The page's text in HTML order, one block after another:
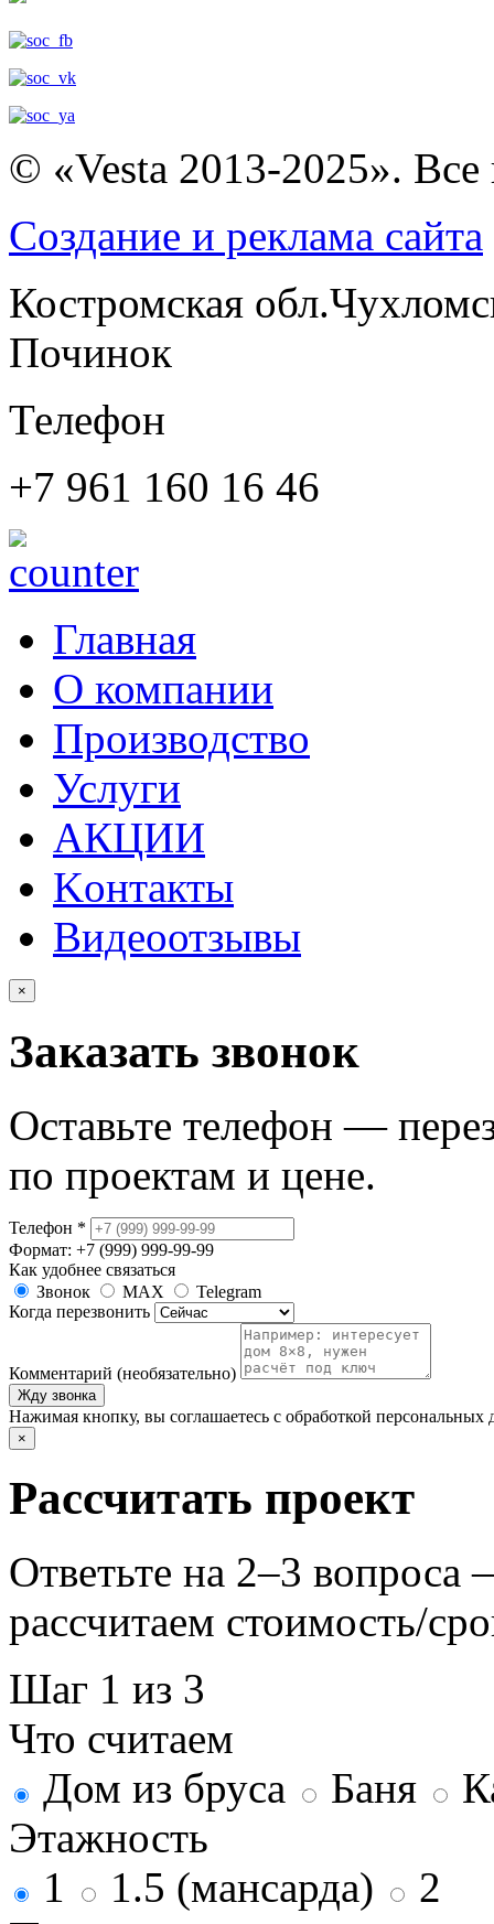
© «Vesta 2013-2025».
Создание и реклама сайта
Костромская
Починок
Телефон
+7 961 160 16 46
Главная
О компании
Производство
Услуги
АКЦИИ
Kонтакты
Видеоотзывы
×
Заказать звонок
Оставьте телефон —
по проектам и цене.
Телефон *
Формат: +7 (999) 999-99-99
Как удобнее связаться
Звонок
MAX
Telegram
Когда перезвонить
Комментарий (необязательно)
Жду звонка
Нажимая кнопку, вы соглашаетесь с обработкой персональных
×
Рассчитать проект
Ответьте на 2–3
рассчитаем стоимость/
Шаг 1 из 3
Что считаем
Дом из бруса
Баня
Этажность
1
1.5 (мансарда)
2